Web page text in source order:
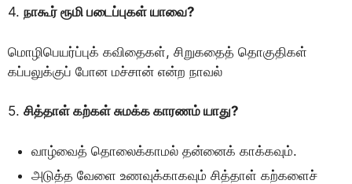
4. நாகூர் ரூமி படைப்புகள் யாவை?
மொழிபெயர்ப்புக் கவிதைகள், சிறுகதைத் தொகுதிகள்
கப்பலுக்குப் போன மச்சான் என்ற நாவல்
5. சித்தாள் கற்கள் சுமக்க காரணம் யாது?
வாழ்வைத் தொலைக்காமல் தன்னைக் காக்கவும்.
அடுத்த வேளை உணவுக்காகவும் சித்தாள் கற்களைச்